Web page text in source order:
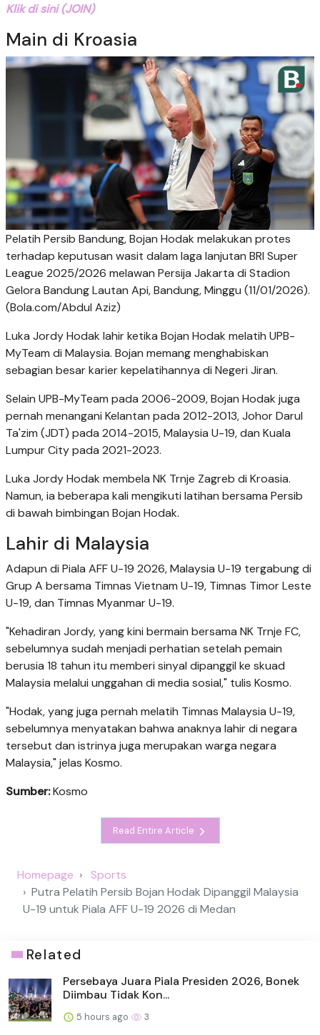
Klik di sini (JOIN)
Main di Kroasia
Pelatih Persib Bandung, Bojan Hodak melakukan protes
terhadap keputusan wasit dalam laga lanjutan BRI Super
League 2025/2026 melawan Persija Jakarta di Stadion
Gelora Bandung Lautan Api, Bandung, Minggu (11/01/2026).
(Bola.com/Abdul Aziz)
Luka Jordy Hodak lahir ketika Bojan Hodak melatih UPB-
MyTeam di Malaysia. Bojan memang menghabiskan
sebagian besar karier kepelatihannya di Negeri Jiran.
Selain UPB-MyTeam pada 2006-2009, Bojan Hodak juga
pernah menangani Kelantan pada 2012-2013, Johor Darul
Ta'zim (JDT) pada 2014-2015, Malaysia U-19, dan Kuala
Lumpur City pada 2021-2023.
Luka Jordy Hodak membela NK Trnje Zagreb di Kroasia.
Namun, ia beberapa kali mengikuti latihan bersama Persib
di bawah bimbingan Bojan Hodak.
Lahir di Malaysia
Adapun di Piala AFF U-19 2026, Malaysia U-19 tergabung di
Grup A bersama Timnas Vietnam U-19, Timnas Timor Leste
U-19, dan Timnas Myanmar U-19.
"Kehadiran Jordy, yang kini bermain bersama NK Trnje FC,
sebelumnya sudah menjadi perhatian setelah pemain
berusia 18 tahun itu memberi sinyal dipanggil ke skuad
Malaysia melalui unggahan di media sosial," tulis Kosmo.
"Hodak, yang juga pernah melatih Timnas Malaysia U-19,
sebelumnya menyatakan bahwa anaknya lahir di negara
tersebut dan istrinya juga merupakan warga negara
Malaysia," jelas Kosmo.
Sumber:Kosmo
Read Entire Article
Homepage
Sports
Putra Pelatih Persib Bojan Hodak Dipanggil Malaysia
U-19 untuk Piala AFF U-19 2026 di Medan
Related
Persebaya Juara Piala Presiden 2026, Bonek
Diimbau Tidak Kon...
5 hours ago 3